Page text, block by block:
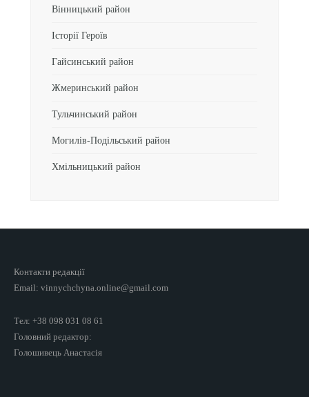
Вінницький район
Історії Героїв
Гайсинський район
Жмеринський район
Тульчинський район
Могилів-Подільський район
Хмільницький район
Контакти редакції
Email: vinnychchyna.online@gmail.com
Тел: +38 098 031 08 61
Головний редактор:
Голошивець Анастасія